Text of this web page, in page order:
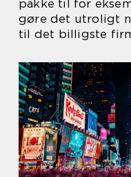
pakke til for
gøre det utroligt
til det billigste